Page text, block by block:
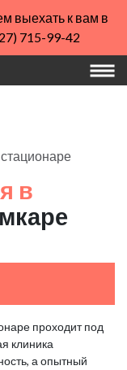
выехать к вам в
715-99-42
в
проходит под
клиника
а опытный